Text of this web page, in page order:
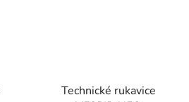
Technické rukavice